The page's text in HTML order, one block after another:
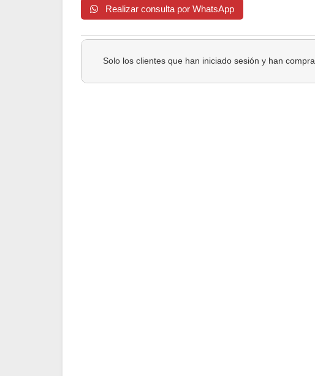
Realizar consulta por WhatsApp
Solo los clientes que han iniciado sesión y han